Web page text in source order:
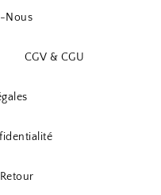
Nous
CGV & CGU